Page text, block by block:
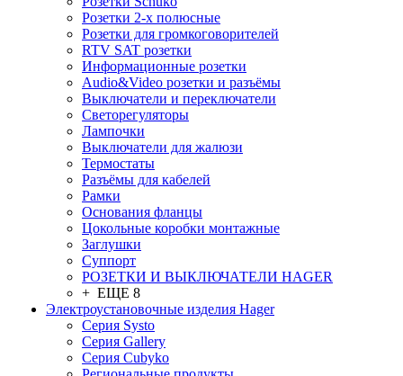
Розетки 2-х полюсные
Розетки для громкоговорителей
RTV SAT розетки
Информационные розетки
Audio&Video розетки и разъёмы
Выключатели и переключатели
Светорегуляторы
Лампочки
Выключатели для жалюзи
Термостаты
Разъёмы для кабелей
Рамки
Основания фланцы
Цокольные коробки монтажные
Заглушки
Суппорт
РОЗЕТКИ И ВЫКЛЮЧАТЕЛИ HAGER
+ ЕЩЕ 8
Электроустановочные изделия Hager
Серия Systo
Серия Gallery
Серия Cubyko